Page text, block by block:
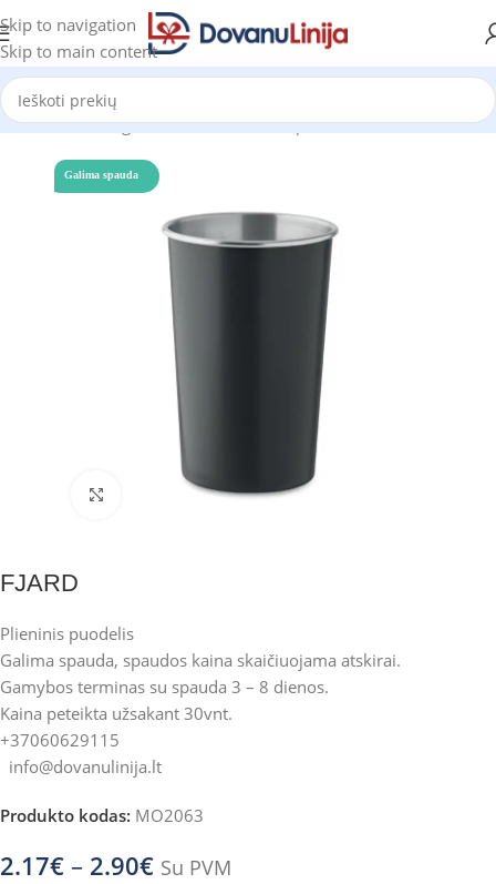
Skip to navigation
Skip to main content
Pradžia Katalogas Puodeliai ir termo puodeliai Puodeliai
Galima spauda
Click to enlarge
FJARD
Plieninis puodelis
Galima spauda, spaudos kaina skaičiuojama atskirai.
Gamybos terminas su spauda 3 – 8 dienos.
Kaina peteikta užsakant 30vnt.
+37060629115
info@dovanulinija.lt
Produkto kodas: MO2063
2.17€ – 2.90€ Su PVM